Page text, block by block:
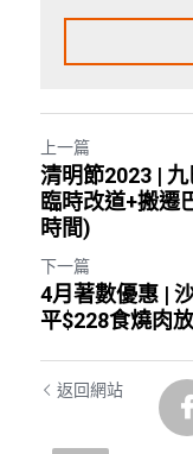
上一篇
清明節2023 |
臨時改道+搬遷
時間)
下一篇
4月著數優惠 |
平$228食燒肉
返回網站